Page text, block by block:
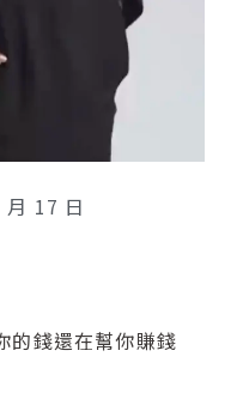
17 日
的錢還在幫你賺錢